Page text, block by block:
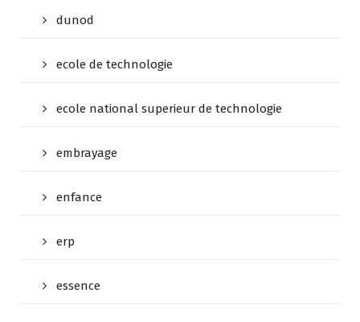
dunod
ecole de technologie
ecole national superieur de technologie
embrayage
enfance
erp
essence